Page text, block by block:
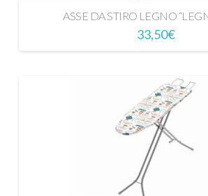
ASSE DA STIRO LEGNO
33,50€